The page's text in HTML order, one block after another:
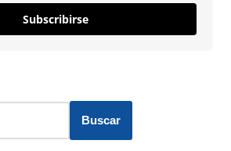
Subscribirse
Buscar